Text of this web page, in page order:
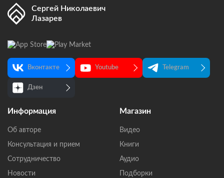
Сергей Николаевич
Лазарев
Вконтакте Youtube Telegram
Дзен
Информация
Об авторе
Консультация и прием
Сотрудничество
Новости
Магазин
Видео
Книги
Аудио
Подборки